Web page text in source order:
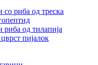
со риба од треска
риба од тилапија
пијалок